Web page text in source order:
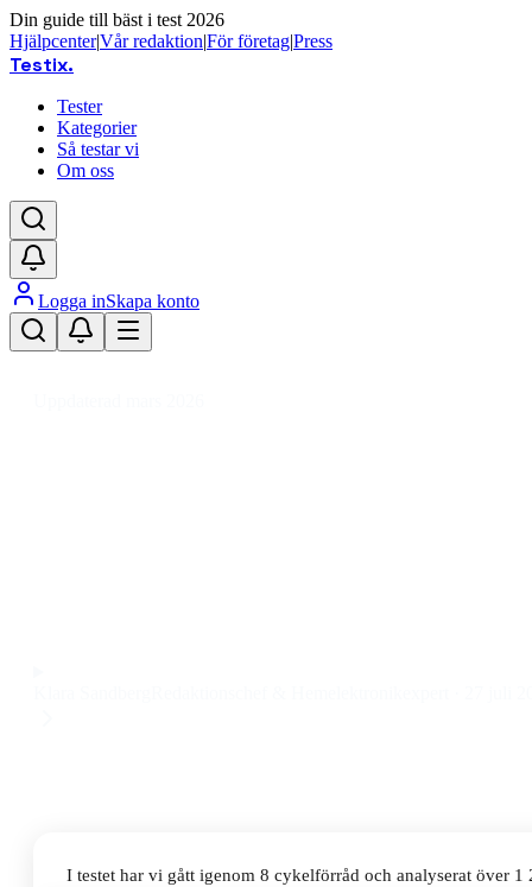
Din guide till bäst i test 2026
Hjälpcenter|Vår redaktion|För företag|Press
Testix.
Tester
Kategorier
Så testar vi
Om oss
Logga inSkapa konto
I testet har vi gått igenom 8 cykelförråd och analyserat över